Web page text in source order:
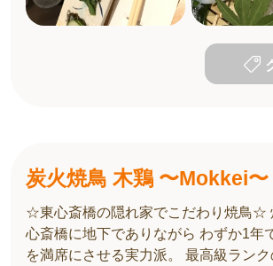
炭火焼鳥 木鶏 〜Mokkei〜
☆東心斎橋の隠れ家でこだわり焼鳥☆
心斎橋に地下でありながら わずか1年
を満席にさせる実力派。 最高級ラン